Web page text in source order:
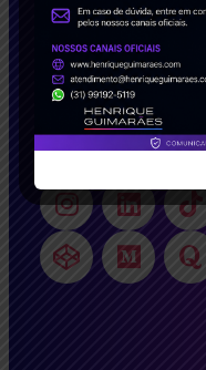
Brasil e no exterior.
caso gratuito e
transformar seu
Conecte-se